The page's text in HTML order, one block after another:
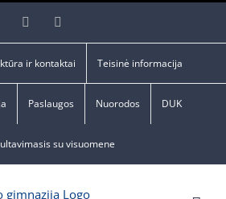
Facebook
ir kontaktai Teisinė informacija
Paslaugos Nuorodos DUK
su visuomene